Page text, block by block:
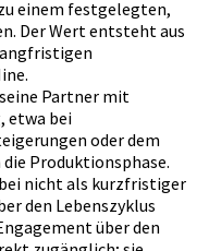
einem festgelegten,
Der Wert entsteht aus
Partner mit
etwa bei
oder dem
Produktionsphase.
nicht als kurzfristiger
den Lebenszyklus
über den